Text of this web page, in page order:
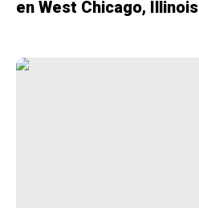
en West Chicago, Illinois